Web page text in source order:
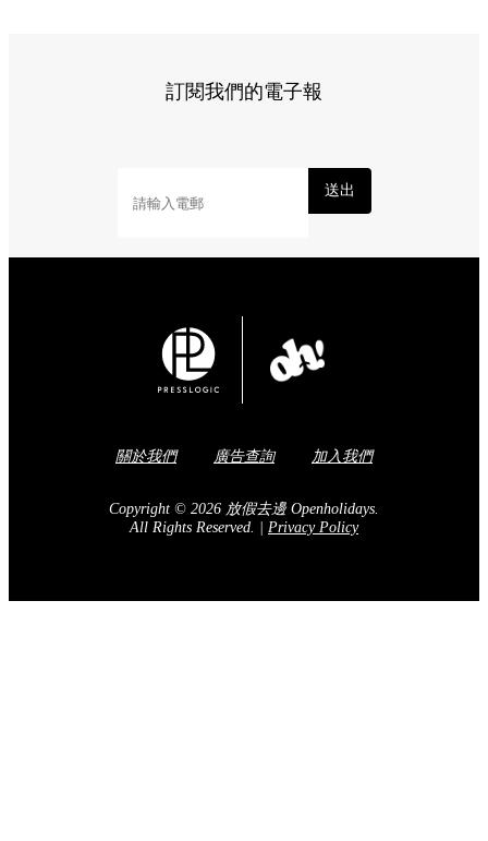
訂閱我們的電子報
送出
關於我們 廣告查詢 加入我們
Copyright © 2026 放假去邊 Openholidays.
All Rights Reserved.
Privacy Policy